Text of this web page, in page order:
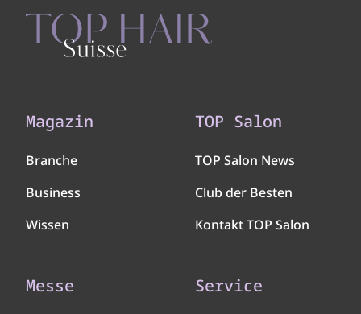
Magazin
Branche
Business
Wissen
TOP Salon
TOP Salon News
Club der Besten
Kontakt TOP Salon
Messe Service